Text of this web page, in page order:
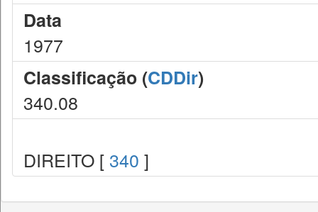
Data
1977
Classificação (CDDir)
340.08
DIREITO [ 340 ]